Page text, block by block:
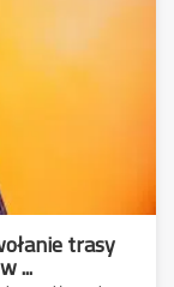
trasy
...